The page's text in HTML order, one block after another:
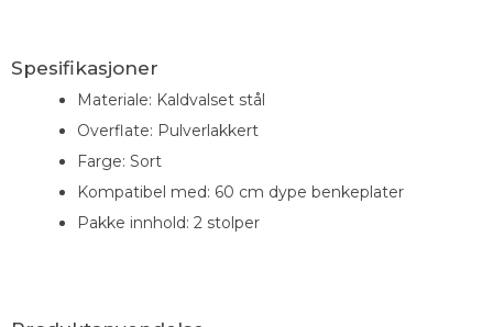
Spesifikasjoner
Materiale: Kaldvalset stål
Overflate: Pulverlakkert
Farge: Sort
Kompatibel med: 60 cm dype benkeplater
Pakke innhold: 2 stolper